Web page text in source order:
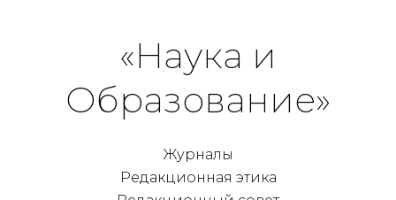
«Наука и
Образование»
Журналы
Редакционная этика